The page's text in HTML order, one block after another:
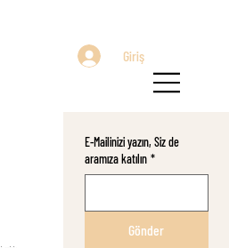
Giriş
E-Mailinizi yazın, Siz de
aramıza katılın *
Gönder